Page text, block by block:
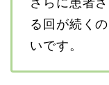
さらに患者
る回が続く
いです。